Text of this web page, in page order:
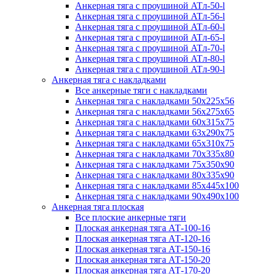
Анкерная тяга с проушиной ATл-50-l
Анкерная тяга с проушиной ATл-56-l
Анкерная тяга с проушиной ATл-60-l
Анкерная тяга с проушиной ATл-65-l
Анкерная тяга с проушиной ATл-70-l
Анкерная тяга с проушиной ATл-80-l
Анкерная тяга с проушиной ATл-90-l
Анкерная тяга с накладками
Все анкерные тяги с накладками
Анкерная тяга с накладками 50x225x56
Анкерная тяга с накладками 56x275x65
Анкерная тяга с накладками 60x315x75
Анкерная тяга с накладками 63x290x75
Анкерная тяга с накладками 65x310x75
Анкерная тяга с накладками 70x335x80
Анкерная тяга с накладками 75x350x90
Анкерная тяга с накладками 80x335x90
Анкерная тяга с накладками 85x445x100
Анкерная тяга с накладками 90x490x100
Анкерная тяга плоская
Все плоские анкерные тяги
Плоская анкерная тяга АТ-100-16
Плоская анкерная тяга АТ-120-16
Плоская анкерная тяга АТ-150-16
Плоская анкерная тяга АТ-150-20
Плоская анкерная тяга АТ-170-20